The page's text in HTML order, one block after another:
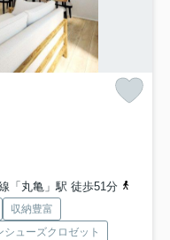
「丸亀」駅 徒歩51分
収納豊富
シューズクロゼット